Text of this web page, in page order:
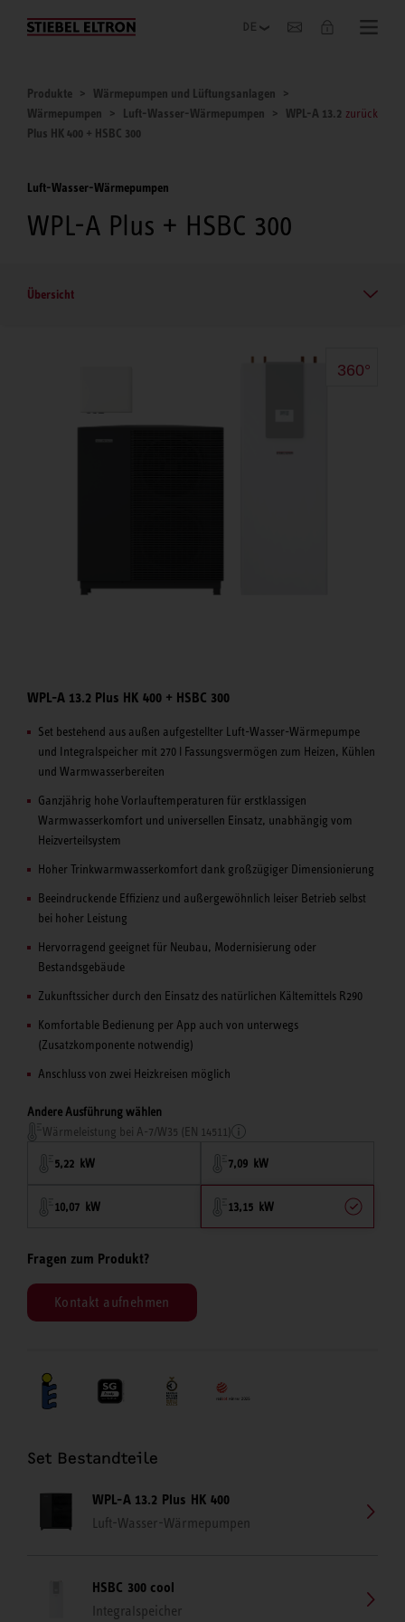
Unternehmen
Produkte
Wärmepumpen und Lüftungsanlagen
Wärmepumpen
Luft-Wasser-Wärmepumpen
WPL-A 13.2
Plus HK 400 + HSBC 300
zurück
Luft-Wasser-Wärmepumpen
WPL-A Plus + HSBC 300
Übersicht
360°
WPL-A 13.2 Plus HK 400 + HSBC 300
Set bestehend aus außen aufgestellter Luft-Wasser-Wärmepumpe
und Integralspeicher mit 270 l Fassungsvermögen zum Heizen, Kühlen
und Warmwasserbereiten
Ganzjährig hohe Vorlauftemperaturen für erstklassigen
Warmwasserkomfort und universellen Einsatz, unabhängig vom
Heizverteilsystem
Hoher Trinkwarmwasserkomfort dank großzügiger Dimensionierung
Beeindruckende Effizienz und außergewöhnlich leiser Betrieb selbst
bei hoher Leistung
Hervorragend geeignet für Neubau, Modernisierung oder
Bestandsgebäude
Zukunftssicher durch den Einsatz des natürlichen Kältemittels R290
Komfortable Bedienung per App auch von unterwegs
(Zusatzkomponente notwendig)
Anschluss von zwei Heizkreisen möglich
Andere Ausführung wählen
Wärmeleistung bei A-7/W35 (EN 14511)
5,22 kW 7,09 kW
10,07 kW 13,15 kW
Fragen zum Produkt?
Kontakt aufnehmen
Set Bestandteile
WPL-A 13.2 Plus HK 400
Luft-Wasser-Wärmepumpen
HSBC 300 cool
Integralspeicher